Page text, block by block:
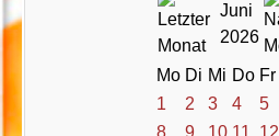
Juni
2026
Mo Di Mi Do Fr
1
2 3 4 5
8
9 10 11 12